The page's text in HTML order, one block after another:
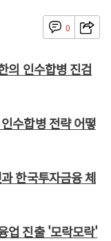
0
의 인수합병 진검
수합병 전략 어떻
한국투자금융 체
업 진출 '모락모락'